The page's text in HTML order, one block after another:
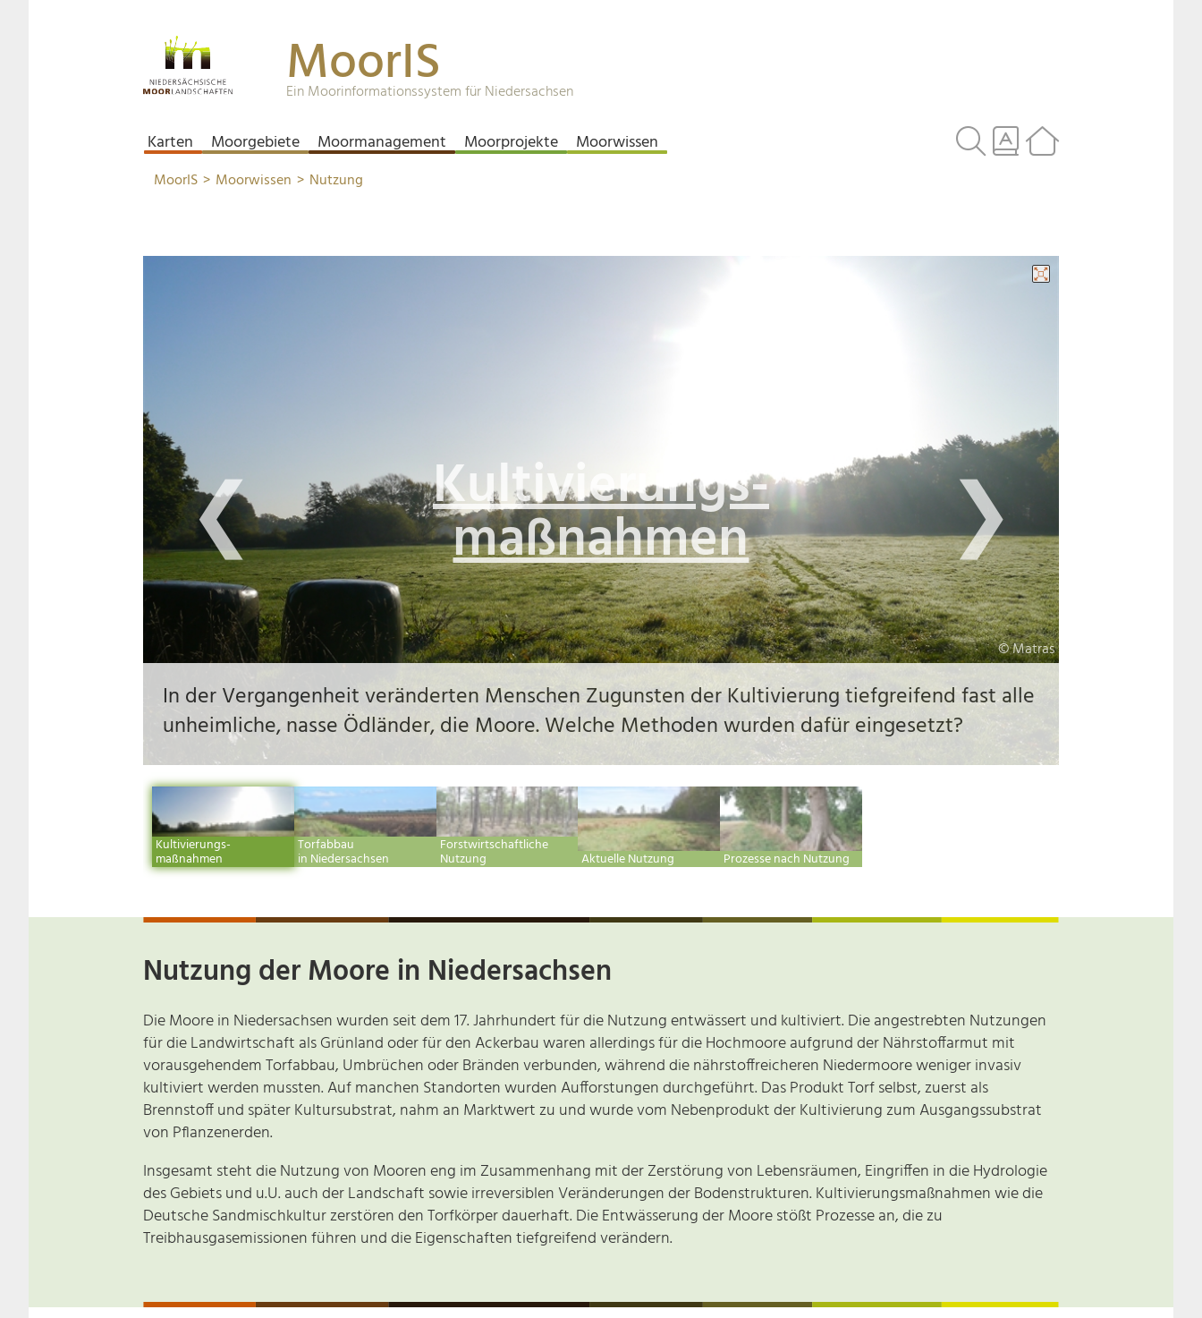
MoorIS
Ein Moorinformationssystem für Niedersachsen
Karten Moorgebiete Moormanagement Moorprojekte Moorwissen
MoorIS Moorwissen Nutzung
Torfabbau
in Niedersachsen
Schwarze Wüste, die von riesigen Baggern abgegraben werden. Moore werden abgebaut –
seit wann und warum eigentlich?
© Lemmer
❮ ❯
Kultivierungs-
maßnahmen
Torfabbau
in Niedersachsen
Forstwirtschaftliche
Nutzung Aktuelle Nutzung Prozesse nach Nutzung
Nutzung der Moore in Niedersachsen
Die Moore in Niedersachsen wurden seit dem 17. Jahrhundert für die Nutzung entwässert und kultiviert. Die angestrebten Nutzungen
für die Landwirtschaft als Grünland oder für den Ackerbau waren allerdings für die Hochmoore aufgrund der Nährstoffarmut mit
vorausgehendem Torfabbau, Umbrüchen oder Bränden verbunden, während die nährstoffreicheren Niedermoore weniger invasiv
kultiviert werden mussten. Auf manchen Standorten wurden Aufforstungen durchgeführt. Das Produkt Torf selbst, zuerst als
Brennstoff und später Kultursubstrat, nahm an Marktwert zu und wurde vom Nebenprodukt der Kultivierung zum Ausgangssubstrat
von Pflanzenerden.
Insgesamt steht die Nutzung von Mooren eng im Zusammenhang mit der Zerstörung von Lebensräumen, Eingriffen in die Hydrologie
des Gebiets und u.U. auch der Landschaft sowie irreversiblen Veränderungen der Bodenstrukturen. Kultivierungsmaßnahmen wie die
Deutsche Sandmischkultur zerstören den Torfkörper dauerhaft. Die Entwässerung der Moore stößt Prozesse an, die zu
Treibhausgasemissionen führen und die Eigenschaften tiefgreifend verändern.